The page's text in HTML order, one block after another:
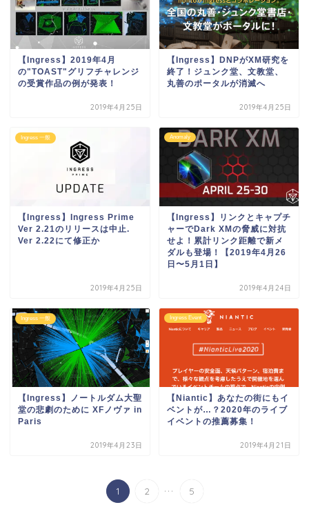
【Ingress】2019年4月
の"TOAST"グリフチャレンジ
の受賞作品の例が発表！
2019年4月25日
【Ingress】DNPがXM研究を
終了！ジュンク堂、文教堂、
丸善のポータルが消滅へ
2019年4月25日
Ingress 一般
【Ingress】Ingress Prime
Ver 2.21のリリースは中止.
Ver 2.22にて修正か
2019年4月25日
Anomaly
【Ingress】リンクとキャプチ
ャーでDark XMの脅威に対抗
せよ！累計リンク距離で新メ
ダルも登場！【2019年4月26
日〜5月1日】
2019年4月24日
Ingress 一般
【Ingress】ノートルダム大聖
堂の悲劇のために XFノヴァ in
Paris
2019年4月23日
Ingress Event
【Niantic】あなたの街にもイ
ベントが…？2020年のライブ
イベントの推薦募集！
2019年4月21日
1 2 ... 5